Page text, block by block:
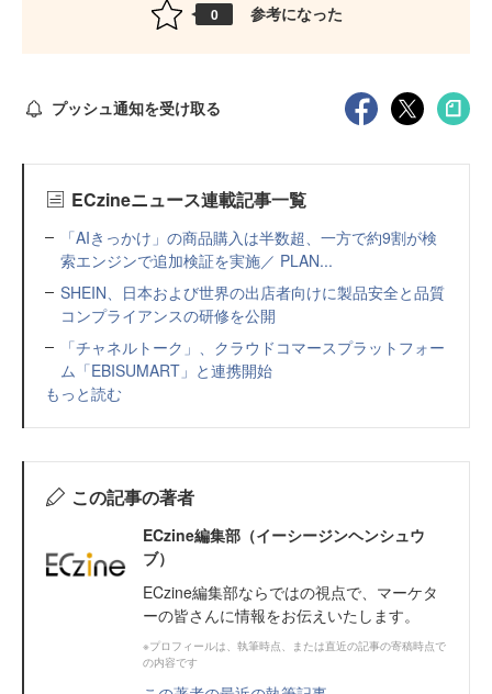
0 参考になった
プッシュ通知を受け取る
ECzineニュース連載記事一覧
「AIきっかけ」の商品購入は半数超、一方で約9割が検
索エンジンで追加検証を実施／ PLAN...
SHEIN、日本および世界の出店者向けに製品安全と品質
コンプライアンスの研修を公開
「チャネルトーク」、クラウドコマースプラットフォー
ム「EBISUMART」と連携開始
もっと読む
この記事の著者
ECzine編集部（イーシージンヘンシュウ
ブ）
ECzine編集部ならではの視点で、マーケタ
ーの皆さんに情報をお伝えいたします。
※プロフィールは、執筆時点、または直近の記事の寄稿時点で
の内容です